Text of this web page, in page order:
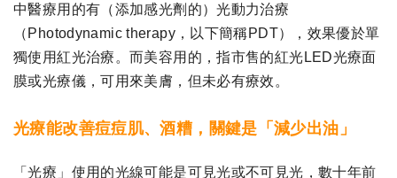
中醫療用的有（添加感光劑的）光動力治療
（Photodynamic therapy，以下簡稱PDT），效果優於單
獨使用紅光治療。而美容用的，指市售的紅光LED光療面
膜或光療儀，可用來美膚，但未必有療效。
光療能改善痘痘肌、酒糟，關鍵是「減少出油」
「光療」使用的光線可能是可見光或不可見光，數十年前